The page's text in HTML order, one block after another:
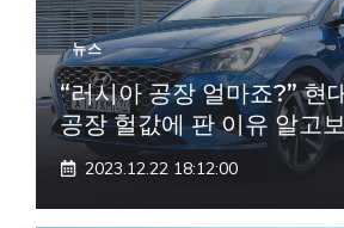
뉴스
“러시아 공장 얼마죠?” 현
공장 헐값에 판 이유 알고보
2023.12.22 18:12:00